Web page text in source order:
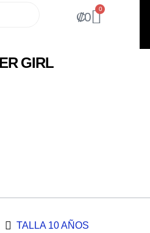
₡0
0
GIRL
TALLA 10 AÑOS